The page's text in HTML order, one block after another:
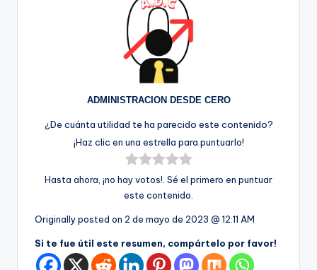
ADMINISTRACION DESDE CERO
¿De cuánta utilidad te ha parecido este contenido?
¡Haz clic en una estrella para puntuarlo!
Hasta ahora, ¡no hay votos!. Sé el primero en puntuar
este contenido.
Originally posted on 2 de mayo de 2023 @ 12:11 AM
Si te fue útil este resumen, compártelo por favor!